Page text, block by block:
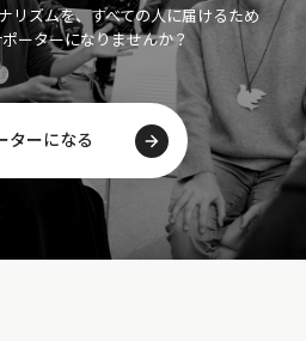
リズムを、すべての人に届けるため
ーターになりませんか？
ターになる